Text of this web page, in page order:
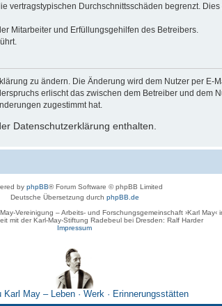
vertragstypischen Durchschnittsschäden begrenzt.
Mitarbeiter und Erfüllungsgehilfen des Betreibers.
zu ändern. Die Änderung wird dem Nutzer per E-
erlischt das zwischen dem Betreiber und dem
zugestimmt hat.
Datenschutzerklärung enthalten.
by phpBB® Forum Software © phpBB Limited
Deutsche Übersetzung durch phpBB.de
Vereinigung – Arbeits- und Forschungsgemeinschaft ›Karl May‹
mit der Karl-May-Stiftung Radebeul bei Dresden: Ralf Harder
Impressum
Karl May – Leben · Werk · Erinnerungsstätten